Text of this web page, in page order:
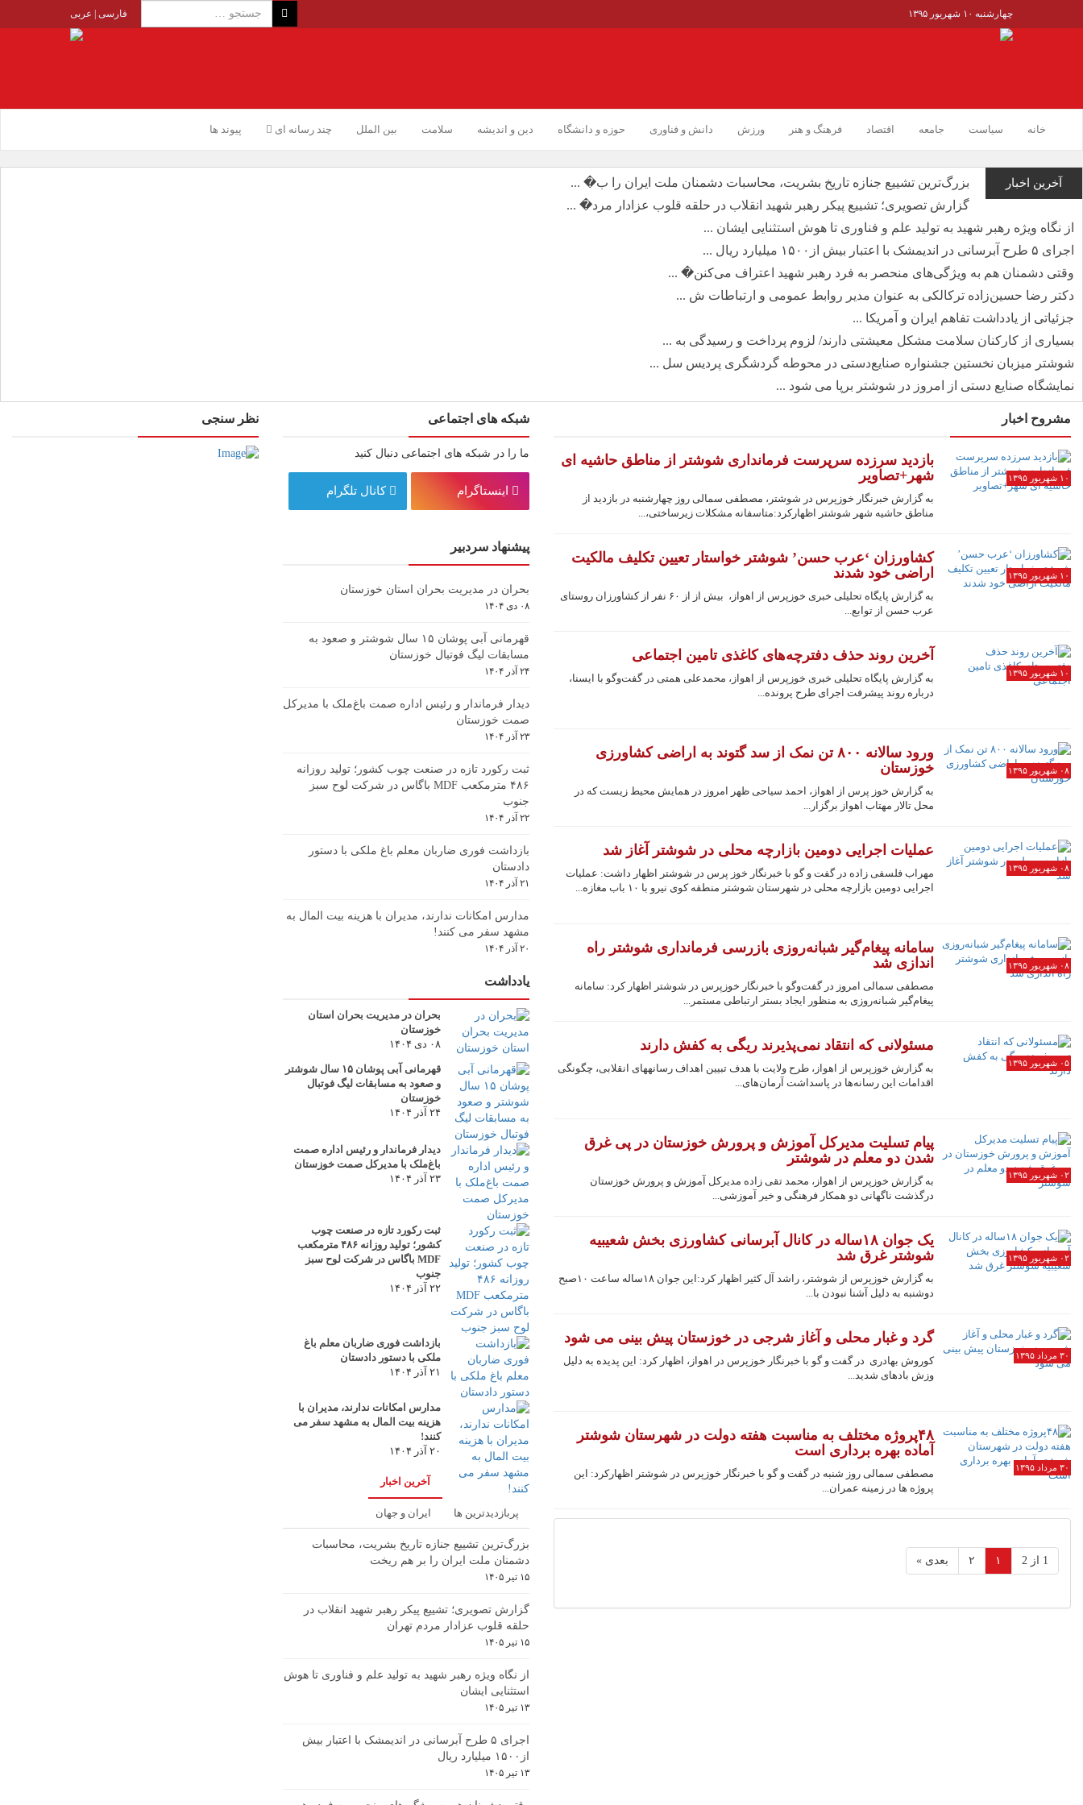
چهارشنبه ۱۰ شهریور ۱۳۹۵ فارسی عربی
خانه سیاست جامعه اقتصاد فرهنگ و هنر ورزش دانش و فناوری حوزه و دانشگاه دین و اندیشه سلامت بین الملل چند رسانه ای پیوند ها
آخرین اخبار
بزرگ‌ترین تشییع جنازه تاریخ بشریت، محاسبات دشمنان ملت ایران را ب� ...
گزارش تصویری؛ تشییع پیکر رهبر شهید انقلاب در حلقه قلوب عزادار مرد� ...
از نگاه ویژه رهبر شهید به تولید علم و فناوری تا هوش استثنایی ایشان ...
اجرای ۵ طرح آبرسانی در اندیمشک با اعتبار بیش از۱۵۰۰ میلیارد ریال ...
وقتی دشمنان هم به ویژگی‌های منحصر به فرد رهبر شهید اعتراف می‌کنن� ...
دکتر رضا حسین‌زاده ترکالکی به عنوان مدیر روابط عمومی و ارتباطات ش ...
جزئیاتی از یادداشت تفاهم ایران و آمریکا ...
بسیاری از کارکنان سلامت مشکل معیشتی دارند/ لزوم پرداخت و رسیدگی به ...
شوشتر میزبان نخستین جشنواره صنایع‌دستی در محوطه گردشگری پردیس سل ...
نمایشگاه صنایع دستی از امروز در شوشتر برپا می شود ...
مشروح اخبار
۱۰ شهریور ۱۳۹۵
بازدید سرزده سرپرست فرمانداری شوشتر از مناطق حاشیه ای
شهر+تصاویر
به گزارش خبرنگار خوزپرس در شوشتر، مصطفی سمالی روز چهارشنبه در بازدید از
مناطق حاشیه شهر شوشتر اظهارکرد:متاسفانه مشکلات زیرساختی،...
۱۰ شهریور ۱۳۹۵
کشاورزان ‘عرب حسن’ شوشتر خواستار تعیین تکلیف مالکیت
اراضی خود شدند
به گزارش پایگاه تحلیلی خبری خوزپرس از اهواز، بیش از از ۶۰ نفر از کشاورزان روستای
عرب حسن از توابع...
۱۰ شهریور ۱۳۹۵
آخرین روند حذف دفترچه‌های کاغذی تامین اجتماعی
به گزارش پایگاه تحلیلی خبری خوزپرس از اهواز، محمدعلی همتی در گفت‌وگو با ایسنا،
درباره روند پیشرفت اجرای طرح پرونده...
۰۸ شهریور ۱۳۹۵
ورود سالانه ۸۰۰ تن نمک از سد گتوند به اراضی کشاورزی
خوزستان
به گزارش خوز پرس از اهواز، احمد سیاحی ظهر امروز در همایش محیط زیست که در
محل تالار مهتاب اهواز برگزار...
۰۸ شهریور ۱۳۹۵
عملیات اجرایی دومین بازارچه محلی در شوشتر آغاز شد
مهراب فلسفی زاده در گفت و گو با خبرنگار خوز پرس در شوشتر اظهار داشت: عملیات
اجرایی دومین بازارچه محلی در شهرستان شوشتر منطقه کوی نیرو با ۱۰ باب مغازه...
۰۸ شهریور ۱۳۹۵
سامانه پیغام‌گیر شبانه‌روزی بازرسی فرمانداری شوشتر راه
اندازی شد
مصطفی سمالی امروز در گفت‌وگو با خبرنگار خوزپرس در شوشتر اظهار کرد: سامانه
پیغام‌گیر شبانه‌روزی به منظور ایجاد بستر ارتباطی مستمر...
۰۵ شهریور ۱۳۹۵
مسئولانی که انتقاد نمی‌پذیرند ریگی به کفش دارند
به گزارش خوزپرس از اهواز، طرح ولایت با هدف تبیین اهداف رسانه‎های انقلابی، چگونگی
اقدامات این رسانه‌ها در پاسداشت آرمان‌های...
۰۲ شهریور ۱۳۹۵
پیام تسلیت مدیرکل آموزش و پرورش خوزستان در پی غرق
شدن دو معلم در شوشتر
به گزارش خوزپرس از اهواز، محمد تقی زاده مدیرکل آموزش و پرورش خوزستان
درگذشت ناگهانی دو همکار فرهنگی و خیر آموزشی...
۰۲ شهریور ۱۳۹۵
یک جوان ۱۸ساله در کانال آبرسانی کشاورزی بخش شعیبیه
شوشتر غرق شد
به گزارش خوزپرس از شوشتر، راشد آل کثیر اظهار کرد:این جوان ۱۸ساله ساعت ۱۰صبح
دوشنبه به دلیل آشنا نبودن با...
۳۰ مرداد ۱۳۹۵
گرد و غبار محلی و آغاز شرجی در خوزستان پیش بینی می شود
کوروش بهادری در گفت و گو با خبرنگار خوزپرس در اهواز، اظهار کرد: این پدیده به دلیل
وزش بادهای شدید...
۳۰ مرداد ۱۳۹۵
۴۸پروژه مختلف به مناسبت هفته دولت در شهرستان شوشتر
آماده بهره برداری است
مصطفی سمالی روز شنبه در گفت و گو با خبرنگار خوزپرس در شوشتر اظهارکرد: این
پروژه ها در زمینه عمران...
1 از 2 ۱ ۲ بعدی »
شبکه های اجتماعی
ما را در شبکه های اجتماعی دنبال کنید
اینستاگرام کانال تلگرام
پیشنهاد سردبیر
بحران در مدیریت بحران استان خوزستان
۰۸ دی ۱۴۰۴
قهرمانی آبی پوشان ۱۵ سال شوشتر و صعود به
مسابقات لیگ فوتبال خوزستان
۲۴ آذر ۱۴۰۴
دیدار فرماندار و رئیس اداره صمت باغ‌ملک با مدیرکل
صمت خوزستان
۲۳ آذر ۱۴۰۴
ثبت رکورد تازه در صنعت چوب کشور؛ تولید روزانه
۴۸۶ مترمکعب MDF باگاس در شرکت لوح سبز
جنوب
۲۲ آذر ۱۴۰۴
بازداشت فوری ضاربان معلم باغ ملکی با دستور
دادستان
۲۱ آذر ۱۴۰۴
مدارس امکانات ندارند، مدیران با هزینه بیت المال به
مشهد سفر می کنند!
۲۰ آذر ۱۴۰۴
یادداشت
بحران در مدیریت بحران استان
خوزستان
۰۸ دی ۱۴۰۴
قهرمانی آبی پوشان ۱۵ سال شوشتر
و صعود به مسابقات لیگ فوتبال
خوزستان
۲۴ آذر ۱۴۰۴
دیدار فرماندار و رئیس اداره صمت
باغ‌ملک با مدیرکل صمت خوزستان
۲۳ آذر ۱۴۰۴
ثبت رکورد تازه در صنعت چوب
کشور؛ تولید روزانه ۴۸۶ مترمکعب
MDF باگاس در شرکت لوح سبز
جنوب
۲۲ آذر ۱۴۰۴
بازداشت فوری ضاربان معلم باغ
ملکی با دستور دادستان
۲۱ آذر ۱۴۰۴
مدارس امکانات ندارند، مدیران با
هزینه بیت المال به مشهد سفر می
کنند!
۲۰ آذر ۱۴۰۴
آخرین اخبار
پربازدیدترین ها ایران و جهان
بزرگ‌ترین تشییع جنازه تاریخ بشریت، محاسبات
دشمنان ملت ایران را بر هم ریخت
۱۵ تیر ۱۴۰۵
گزارش تصویری؛ تشییع پیکر رهبر شهید انقلاب در
حلقه قلوب عزادار مردم تهران
۱۵ تیر ۱۴۰۵
از نگاه ویژه رهبر شهید به تولید علم و فناوری تا هوش
استثنایی ایشان
۱۳ تیر ۱۴۰۵
اجرای ۵ طرح آبرسانی در اندیمشک با اعتبار بیش
از۱۵۰۰ میلیارد ریال
۱۳ تیر ۱۴۰۵
نظر سنجی